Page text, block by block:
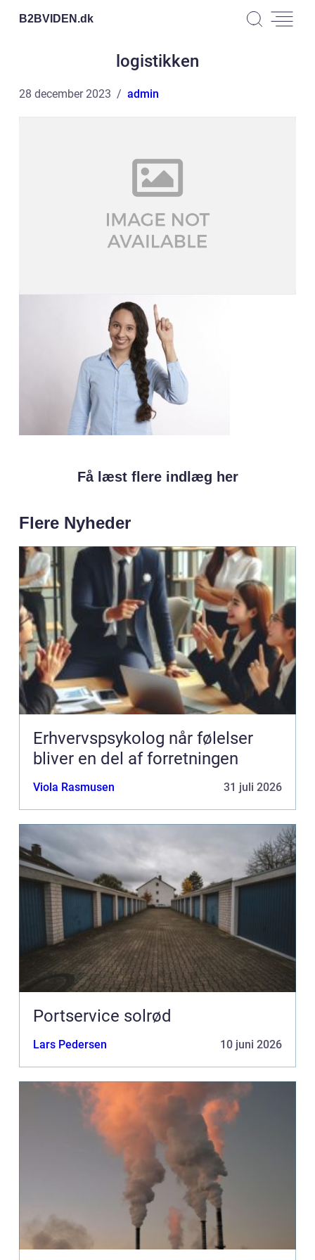
B2BVIDEN.dk
logistikken
28 december 2023 admin
Få læst flere indlæg her
Flere Nyheder
Erhvervspsykolog når følelser
bliver en del af forretningen
Viola Rasmusen 31 juli 2026
Portservice solrød
Lars Pedersen 10 juni 2026